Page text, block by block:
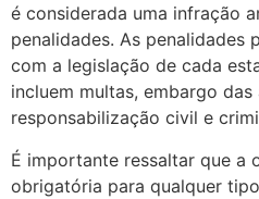
é considerada uma infração
penalidades. As penalidades
com a legislação de cada
incluem multas, embargo
responsabilização civil e
É importante ressaltar que a
obrigatória para qualquer